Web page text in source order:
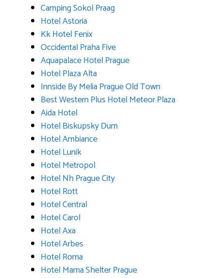
Camping Sokol Praag
Hotel Astoria
Kk Hotel Fenix
Occidental Praha Five
Aquapalace Hotel Prague
Hotel Plaza Alta
Innside By Melia Prague Old Town
Best Western Plus Hotel Meteor Plaza
Aida Hotel
Hotel Biskupsky Dum
Hotel Ambiance
Hotel Lunik
Hotel Metropol
Hotel Nh Prague City
Hotel Rott
Hotel Central
Hotel Carol
Hotel Axa
Hotel Arbes
Hotel Roma
Hotel Mama Shelter Prague